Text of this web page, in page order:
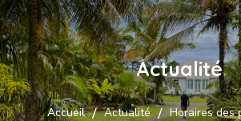
Actualité
Accueil Actualité Horaires des